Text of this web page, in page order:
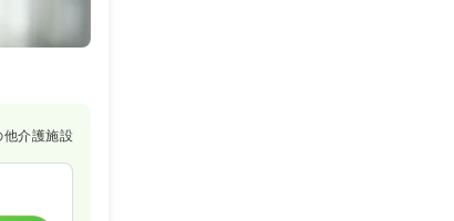
他介護施設